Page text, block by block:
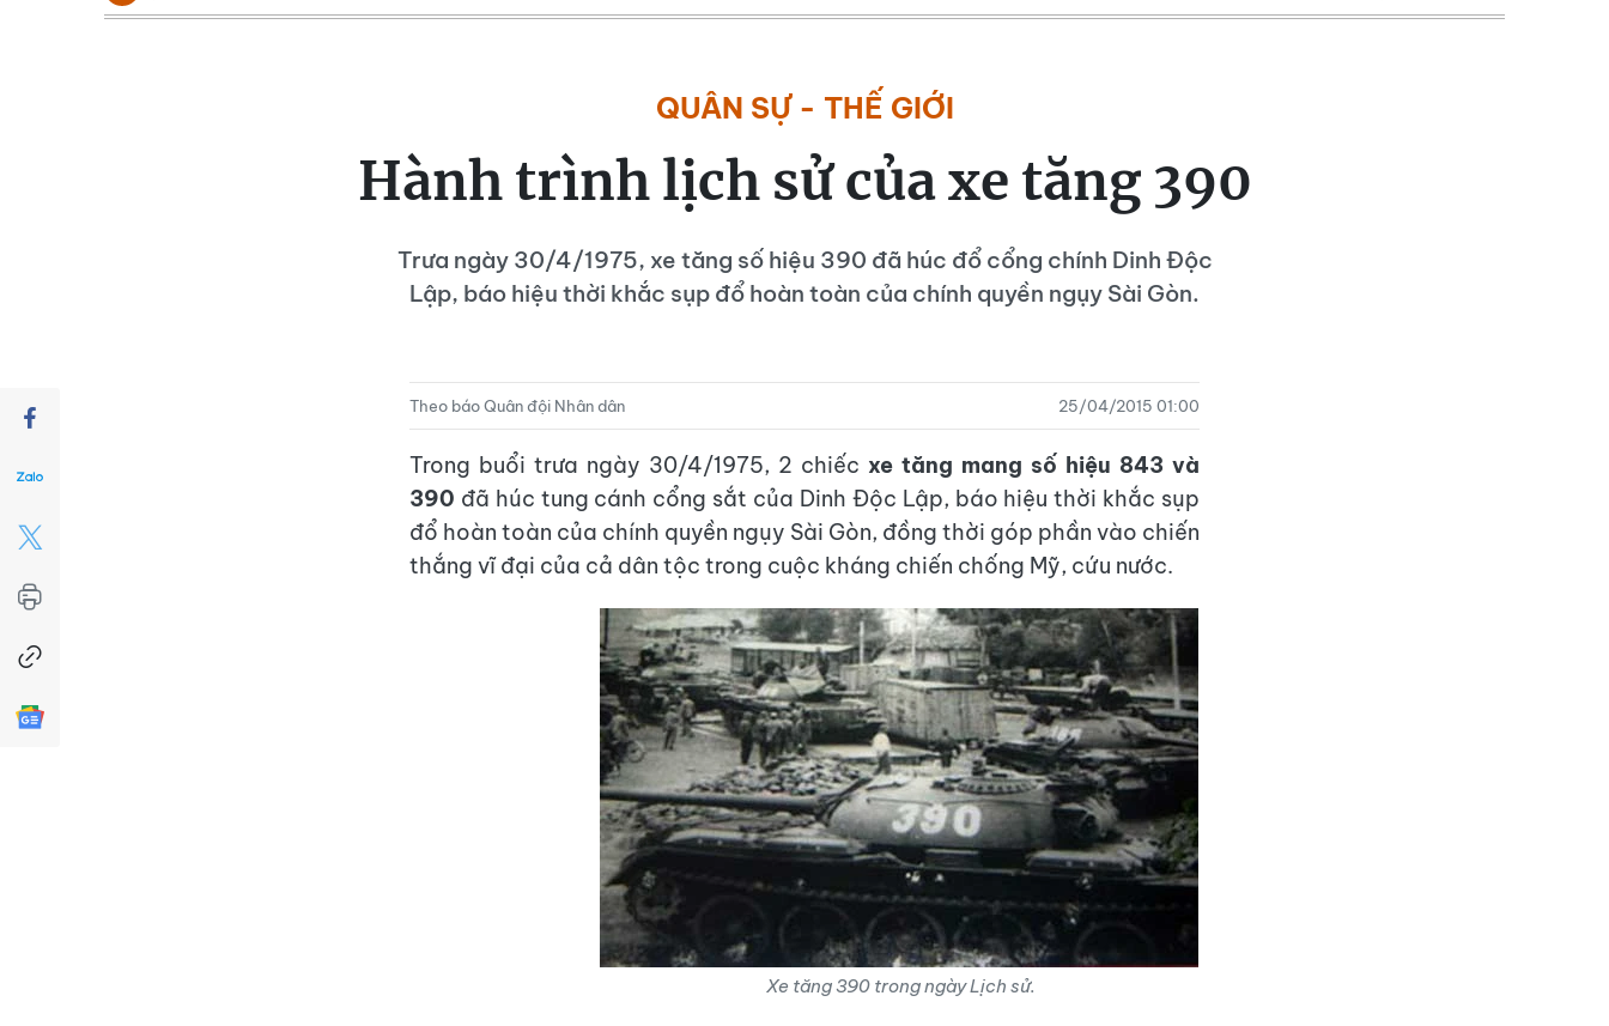
QUÂN SỰ - THẾ GIỚI
Hành trình lịch sử của xe tăng 390
Trưa ngày 30/4/1975, xe tăng số hiệu 390 đã húc đổ cổng chính Dinh Độc
Lập, báo hiệu thời khắc sụp đổ hoàn toàn của chính quyền ngụy Sài Gòn.
Theo báo Quân đội Nhân dân 25/04/2015 01:00
Trong buổi trưa ngày 30/4/1975, 2 chiếc xe tăng mang số hiệu 843 và
390 đã húc tung cánh cổng sắt của Dinh Độc Lập, báo hiệu thời khắc sụp
đổ hoàn toàn của chính quyền ngụy Sài Gòn, đồng thời góp phần vào chiến
thắng vĩ đại của cả dân tộc trong cuộc kháng chiến chống Mỹ, cứu nước.
Xe tăng 390 trong ngày Lịch sử.